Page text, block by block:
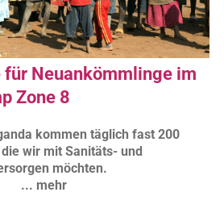
Neuankömmlinge im
Zone 8
kommen täglich fast 200
wir mit Sanitäts- und
möchten.
... mehr